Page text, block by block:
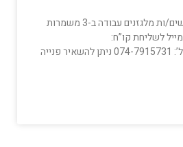
למפעל חיוני בפ”ת דרושים/ות מלגזנים עבודה ב-3 משמרות
טלפון: 074-7915731 מייל לשליחת קו”ח:
pt@goldenjob.co.il טל’: 074-7915731 ניתן להשאיר פנייה